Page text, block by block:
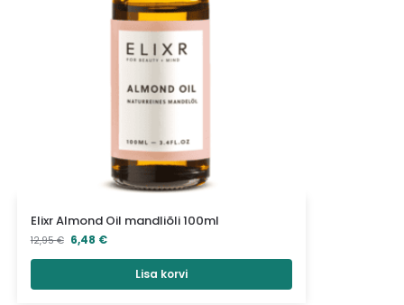
Elixr Almond Oil mandliõli 100ml
12,95€ 6,48 €
Lisa korvi